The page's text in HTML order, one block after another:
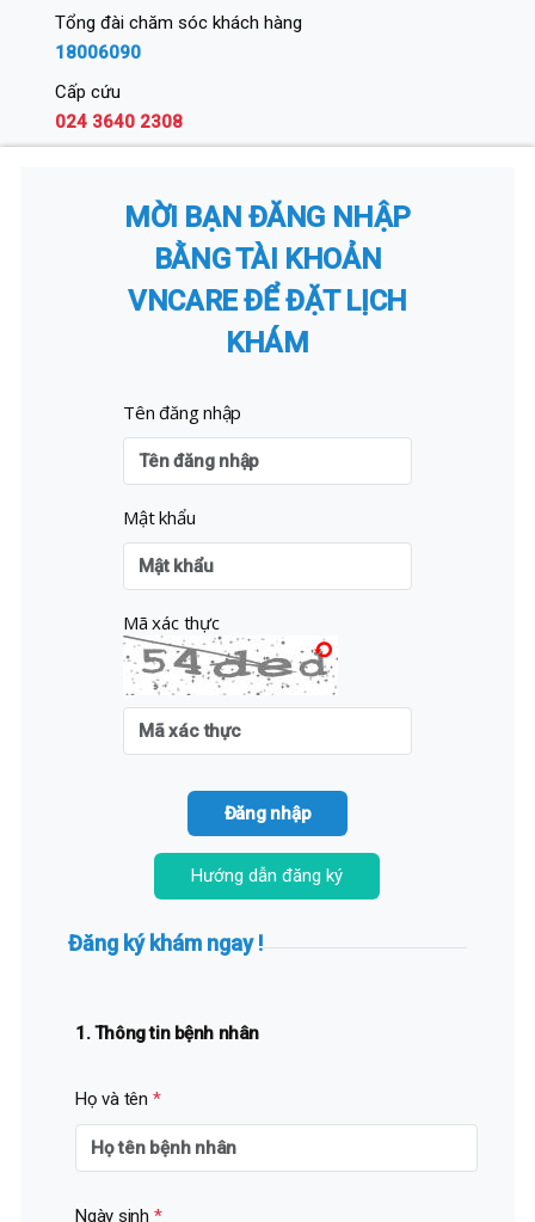
Tổng đài chăm sóc khách hàng
18006090
Cấp cứu
024 3640 2308
MỜI BẠN ĐĂNG NHẬP
BẰNG TÀI KHOẢN
VNCARE ĐỂ ĐẶT LỊCH
KHÁM
Tên đăng nhập
Mật khẩu
Mã xác thực
Hướng dẫn đăng ký
Đăng ký khám ngay !
1. Thông tin bệnh nhân
Họ và tên *
Ngày sinh *